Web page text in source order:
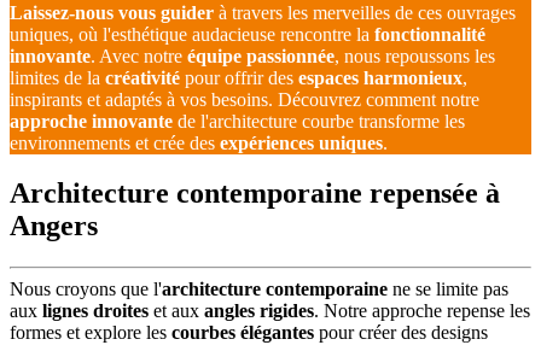
Laissez-nous vous guider à travers les merveilles de ces ouvrages
uniques, où l'esthétique audacieuse rencontre la fonctionnalité
innovante. Avec notre équipe passionnée, nous repoussons les
limites de la créativité pour offrir des espaces harmonieux,
inspirants et adaptés à vos besoins. Découvrez comment notre
approche innovante de l'architecture courbe transforme les
environnements et crée des expériences uniques.
Architecture contemporaine repensée à
Angers
Nous croyons que l'architecture contemporaine ne se limite pas
aux lignes droites et aux angles rigides. Notre approche repense les
formes et explore les courbes élégantes pour créer des designs